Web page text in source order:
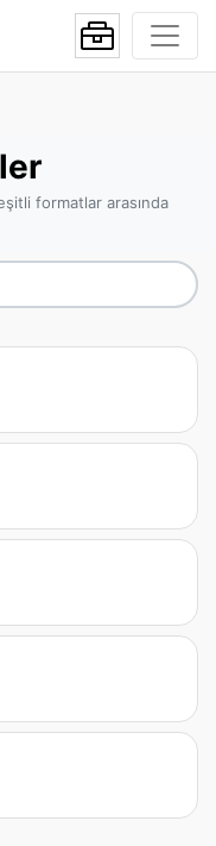
formatlar arasında